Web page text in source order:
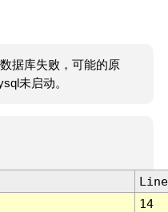
据库失败，可能的原
未启动。
Line
14